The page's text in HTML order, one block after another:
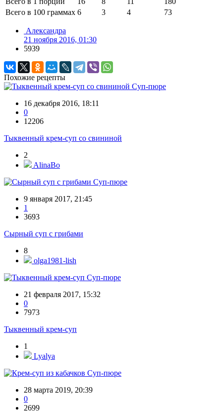
Всего в 100 граммах 6 3 4 73
Александра
21 ноября 2016, 01:30
5939
Похожие рецепты
Суп-пюре
16 декабря 2016, 18:11
0
12206
Тыквенный крем-суп со свининой
2
AlinaBo
Суп-пюре
9 января 2017, 21:45
1
3693
Сырный суп с грибами
8
olga1981-lish
Суп-пюре
21 февраля 2017, 15:32
0
7973
Тыквенный крем-суп
1
Lyalya
Суп-пюре
28 марта 2019, 20:39
0
2699